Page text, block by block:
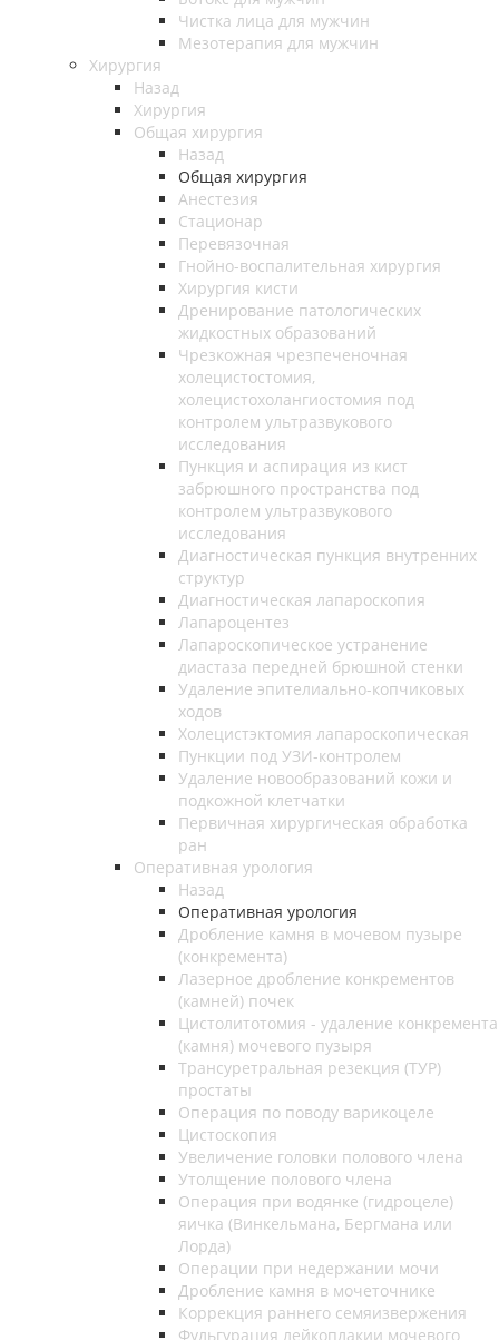
Чистка лица для мужчин
Мезотерапия для мужчин
Хирургия
Назад
Хирургия
Общая хирургия
Назад
Общая хирургия
Анестезия
Стационар
Перевязочная
Гнойно-воспалительная хирургия
Хирургия кисти
Дренирование патологических
жидкостных образований
Чрезкожная чрезпеченочная
холецистостомия,
холецистохолангиостомия под
контролем ультразвукового
исследования
Пункция и аспирация из кист
забрюшного пространства под
контролем ультразвукового
исследования
Диагностическая пункция внутренних
структур
Диагностическая лапароскопия
Лапароцентез
Лапароскопическое устранение
диастаза передней брюшной стенки
Удаление эпителиально-копчиковых
ходов
Холецистэктомия лапароскопическая
Пункции под УЗИ-контролем
Удаление новообразований кожи и
подкожной клетчатки
Первичная хирургическая обработка
ран
Оперативная урология
Назад
Оперативная урология
Дробление камня в мочевом пузыре
(конкремента)
Лазерное дробление конкрементов
(камней) почек
Цистолитотомия - удаление конкремента
(камня) мочевого пузыря
Трансуретральная резекция (ТУР)
простаты
Операция по поводу варикоцеле
Цистоскопия
Увеличение головки полового члена
Утолщение полового члена
Операция при водянке (гидроцеле)
яичка (Винкельмана, Бергмана или
Лорда)
Операции при недержании мочи
Дробление камня в мочеточнике
Коррекция раннего семяизвержения
Фульгурация лейкоплакии мочевого